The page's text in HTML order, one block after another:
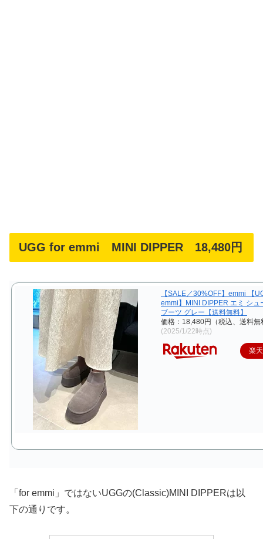
UGG for emmi MINI DIPPER 18,480円
【SALE／30%OFF】emmi 【
emmi】MINI DIPPER エミ シュ
ブーツ グレー【送料無料】
価格：18,480円（税込、送料無
(2025/1/22時点)
楽
「for emmi」ではないUGGの(Classic)MINI DIPPERは以
下の通りです。